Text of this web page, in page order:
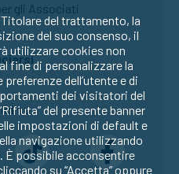
gli Associati
su:
del trattamento, la
del suo consenso, il
utilizzare cookies non
fine di personalizzare la
dell’utente e di
dei visitatori del
del presente banner
impostazioni di default e
navigazione utilizzando
possibile acconsentire
su “Accetta” oppure